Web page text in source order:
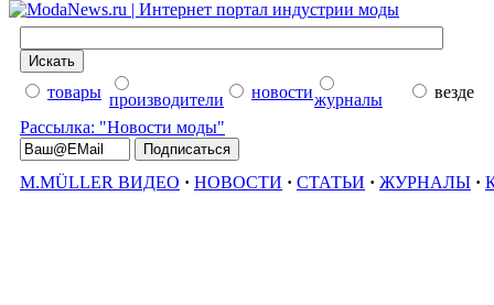
товары производители новостижурналы
везде
Рассылка: "Новости моды"
M.MÜLLER ВИДЕО · НОВОСТИ · СТАТЬИ · ЖУРНАЛЫ ·